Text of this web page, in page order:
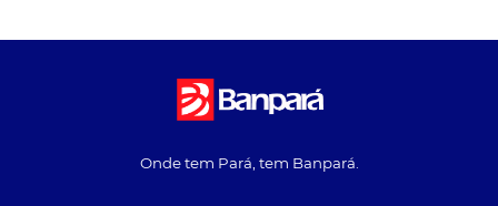
Onde tem Pará, tem Banpará.